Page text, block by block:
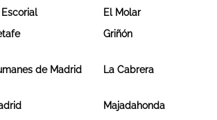
Escorial El Molar
Griñón
de Madrid La Cabrera
Majadahonda